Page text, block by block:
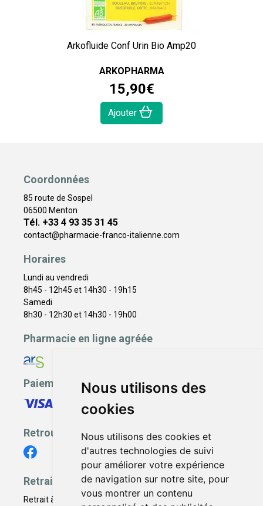
Nous utilisons des
cookies
Nous utilisons des cookies et
d'autres technologies de suivi
pour améliorer votre expérience
de navigation sur notre site, pour
vous montrer un contenu
Arkofluide Conf Urin Bio Amp20
ARKOPHARMA
15,90€
Ajouter
Coordonnées
85 route de Sospel
06500 Menton
Tél. +33 4 93 35 31 45
contact@pharmacie-franco-italienne.com
Horaires
Lundi au vendredi
8h45 - 12h45 et 14h30 - 19h15
Samedi
8h30 - 12h30 et 14h30 - 19h00
Pharmacie en ligne agréée
Paiement sécurisé
Retrouvez-nous
Retrait - Livraison
Retrait à la pharmacie - Click & Collect